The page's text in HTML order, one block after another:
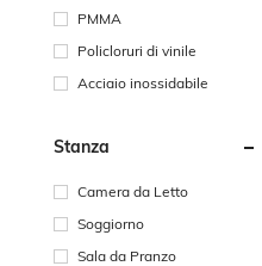
PMMA
Policloruri di vinile
Acciaio inossidabile
Stanza
Camera da Letto
Soggiorno
Sala da Pranzo